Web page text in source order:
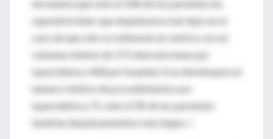
de manera que sólo al 10% de los pacientes les
supondría tener que desplazarse más lejos en el
caso de que sólo se realizaran en centros con un
volumen mínimo de 175 intervenciones por
especialista y 400 por hospital. Si se disminuyera el
número mínimo de procedimientos por
especialista a 75, sólo el 2% de los pacientes
tendrían desplazamientos más largos. !